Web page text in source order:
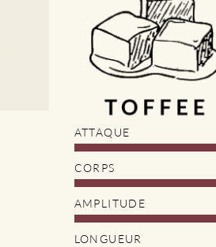
ATTAQUE
CORPS
AMPLITUDE
LONGUEUR